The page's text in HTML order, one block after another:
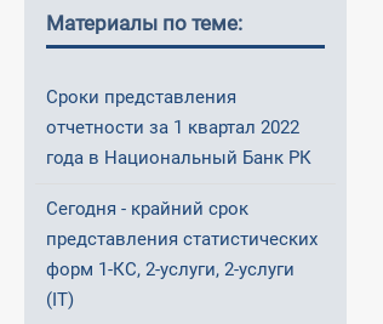
Материалы по теме:
Сроки представления
отчетности за 1 квартал 2022
года в Национальный Банк РК
Сегодня - крайний срок
представления статистических
форм 1-КС, 2-услуги, 2-услуги
(IT)